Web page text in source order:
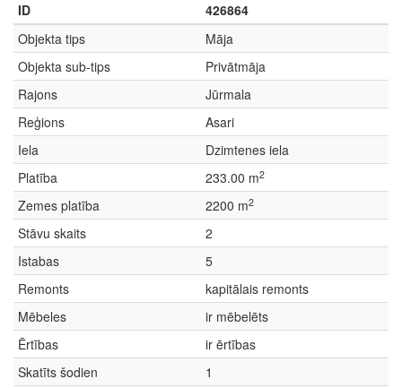
ID
426864
Objekta tips
Māja
Objekta sub-tips
Privātmāja
Rajons
Jūrmala
Reģions
Asari
Iela
Dzimtenes iela
Platība
233.00 m2
Zemes platība 2200 m2
Stāvu skaits
2
Istabas
5
Remonts
kapitālais remonts
Mēbeles
ir mēbelēts
Ērtības
ir ērtības
Skatīts šodien
1